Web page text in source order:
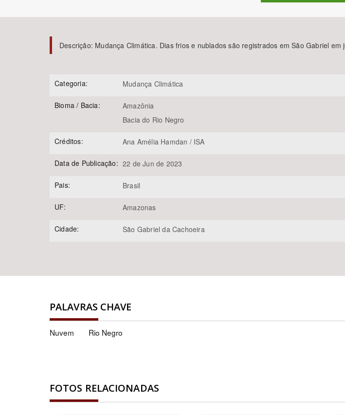
Área de Levantamento
Descrição: Mudança Climática. Dias frios e nublados são registrados em São Gabriel em
Categoria: Mudança Climática
Bioma / Bacia:
Amazônia
Bacia do Rio Negro
Créditos: Ana Amélia Hamdan / ISA
Data de Publicação: 22 de Jun de 2023
Pais: Brasil
UF: Amazonas
Cidade: São Gabriel da Cachoeira
PALAVRAS CHAVE
Nuvem Rio Negro
FOTOS RELACIONADAS